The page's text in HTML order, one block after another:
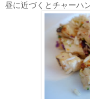
昼に近づくとチャーハ